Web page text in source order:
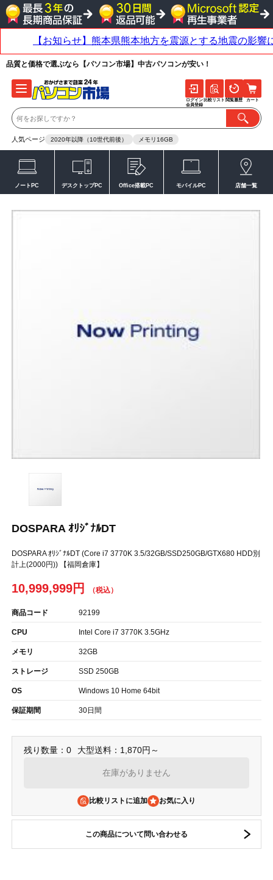
品質と価格で選ぶなら【パソコン市場】中古パソコンが安い！
人気ページ 2020年以降（10世代前後） メモリ16GB
ログイン
会員登録
比較リスト 閲覧履歴 カート
ノートPC デスクトップPC Office搭載PC モバイルPC 店舗一覧
DOSPARA ｵﾘｼﾞﾅﾙDT
DOSPARA ｵﾘｼﾞﾅﾙDT (Core i7 3770K 3.5/32GB/SSD250GB/GTX680 HDD別
計上(2000円)) 【福岡倉庫】
10,999,999円
商品コード 92199
CPU Intel Core i7 3770K 3.5GHz
メモリ 32GB
ストレージ SSD 250GB
OS Windows 10 Home 64bit
保証期間 30日間
残り数量：0 大型送料：1,870円～
在庫がありません
比較リストに追加
この商品について問い合わせる